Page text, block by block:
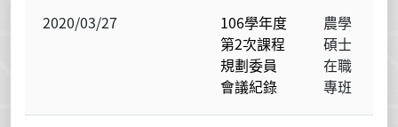
2020/03/27
106學年度
第2次課程
規劃委員
會議紀錄
農學
碩士
在職
專班